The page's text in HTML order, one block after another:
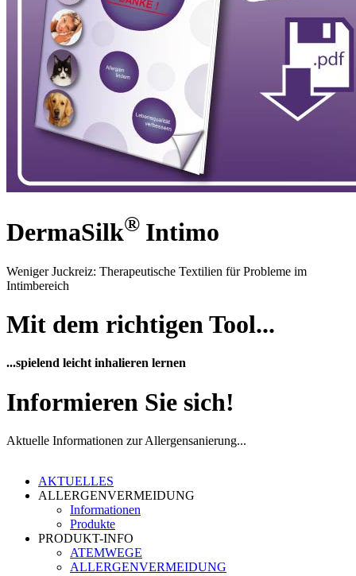
DermaSilk® Intimo
Weniger Juckreiz: Therapeutische Textilien für Probleme im
Intimbereich
Mit dem richtigen Tool...
...spielend leicht inhalieren lernen
Informieren Sie sich!
Aktuelle Informationen zur Allergensanierung...
AKTUELLES
ALLERGENVERMEIDUNG
Informationen
Produkte
PRODUKT-INFO
ATEMWEGE
ALLERGENVERMEIDUNG